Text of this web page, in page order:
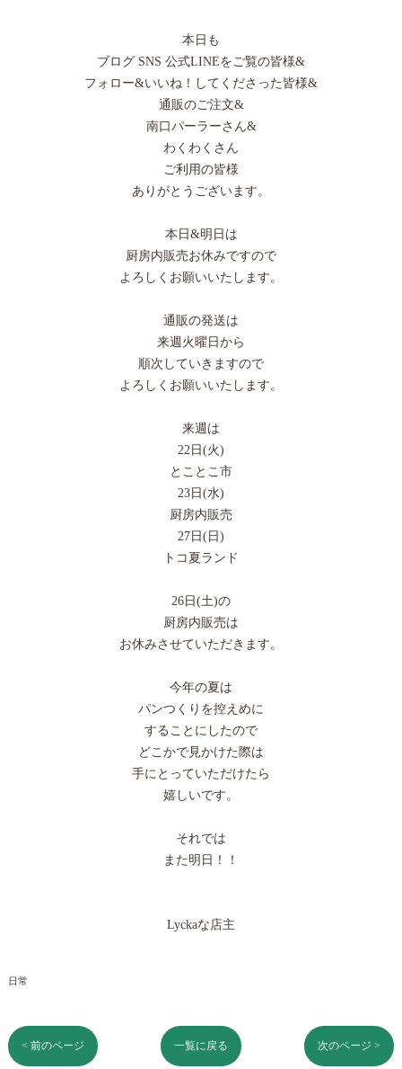
本日も
ブログ SNS 公式LINEをご覧の皆様&
フォロー&いいね！してくださった皆様&
通販のご注文&
南口パーラーさん&
わくわくさん
ご利用の皆様
ありがとうございます。
本日&明日は
厨房内販売お休みですので
よろしくお願いいたします。
通販の発送は
来週火曜日から
順次していきますので
よろしくお願いいたします。
来週は
22日(火)
とことこ市
23日(水)
厨房内販売
27日(日)
トコ夏ランド
26日(土)の
厨房内販売は
お休みさせていただきます。
今年の夏は
パンつくりを控えめに
することにしたので
どこかで見かけた際は
手にとっていただけたら
嬉しいです。
それでは
また明日！！
Lyckaな店主
日常
< 前のページ 一覧に戻る 次のページ >